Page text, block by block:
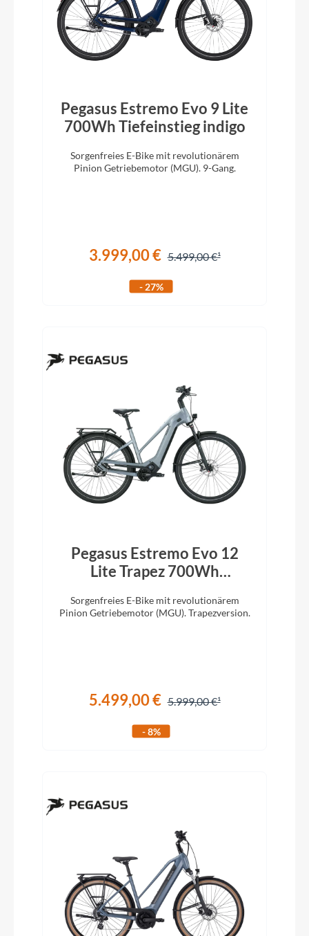
Pegasus Estremo Evo 9 Lite
700Wh Tiefeinstieg indigo
Sorgenfreies E-Bike mit revolutionärem
Pinion Getriebemotor (MGU). 9-Gang.
3.999,00 € 5.499,00 €
- 27%
Pegasus Estremo Evo 12
Lite Trapez 700Wh
Sorgenfreies E-Bike mit revolutionärem
Pinion Getriebemotor (MGU). Trapezversion.
5.499,00 € 5.999,00 €
- 8%